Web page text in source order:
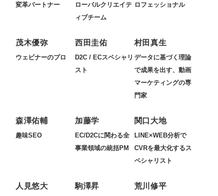
変革パートナー
ローバルクリエイテ
ィブチーム
ロフェッショナル
茂木優弥
ウェビナーのプロ
西田圭佑
D2C / ECスペシャリ
スト
村田真生
データに基づく理論
で成果を出す、動画
マーケティングの専
門家
森澤佑輔
趣味SEO
加藤学
EC/D2Cに関わる全
事業領域の統括PM
関口大地
LINE×WEB分析で
CVRを最大化するス
ペシャリスト
人見悠大 駒澤昇 荒川修平